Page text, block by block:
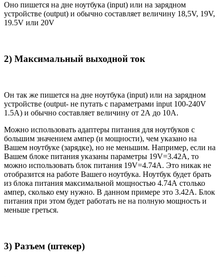
Оно пишется на дне ноутбука (input) или на зарядном
устройстве (output) и обычно составляет величину 18,5V, 19V,
19.5V или 20V
2) Максимальный выходной ток
Он так же пишется на дне ноутбука (input) или на зарядном
устройстве (output- не путать с параметрами input 100-240V
1.5A) и обычно составляет величину от 2А до 10A.
Можно использовать адаптеры питания для ноутбуков с
большим значением ампер (и мощности), чем указано на
Вашем ноутбуке (зарядке), но не меньшим. Например, если на
Вашем блоке питания указаны параметры 19V=3.42A, то
можно использовать блок питания 19V=4.74A. Это никак не
отобразится на работе Вашего ноутбука. Ноутбук будет брать
из блока питания максимальной мощностью 4.74А столько
ампер, сколько ему нужно. В данном примере это 3.42А. Блок
питания при этом будет работать не на полную мощность и
меньше греться.
3) Разъем (штекер)